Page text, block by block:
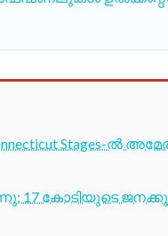
Stages-ൽ
കോടിയുടെ